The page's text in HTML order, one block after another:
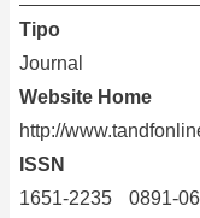
Tipo
Journal
Website Home
http://
ISSN
1651-2235
0891-